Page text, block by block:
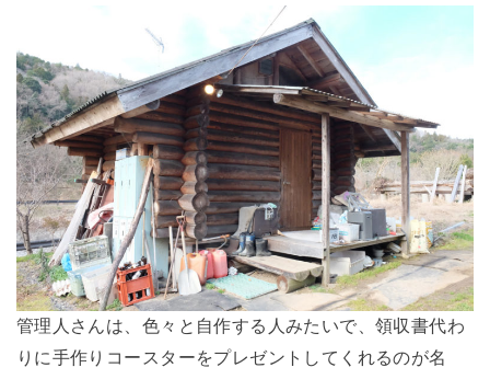
管理人さんは、色々と自作する人みたいで、領収書代わ
りに手作りコースターをプレゼントしてくれるのが名